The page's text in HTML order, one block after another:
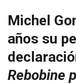
Michel
años su
Rebobine